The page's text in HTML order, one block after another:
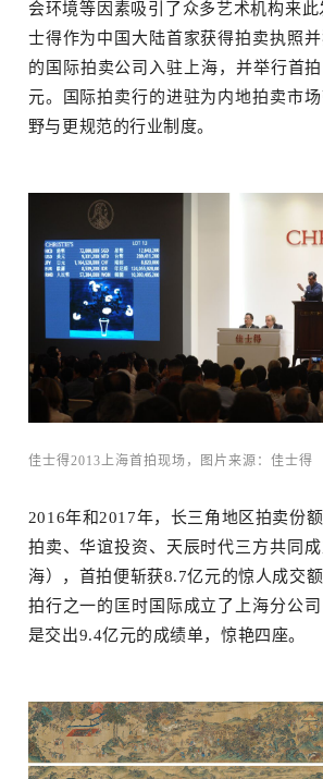
会环境等因素吸引了众多艺术机构来
士得作为中国大陆首家获得拍卖执照
的国际拍卖公司入驻上海，并举行首
元。国际拍卖行的进驻为内地拍卖市
野与更规范的行业制度。
佳士得2013上海首拍现场，图片来源： 佳士得
2016年和2017年，长三角地区拍卖份
拍卖、华谊投资、天辰时代三方共同
海），首拍便斩获8.7亿元的惊人成交
拍行之一的匡时国际成立了上海分公
是交出9.4亿元的成绩单，惊艳四座。